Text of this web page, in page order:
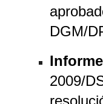
DGM/
2009/